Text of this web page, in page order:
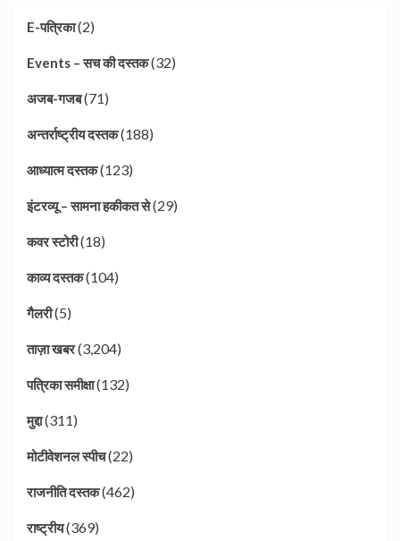
E-पत्रिका(2)
Events – सच की दस्तक(32)
अजब-गजब(71)
अन्तर्राष्ट्रीय दस्तक(188)
आध्यात्म दस्तक(123)
इंटरव्यू – सामना हकीकत से(29)
कवर स्टोरी(18)
काव्य दस्तक(104)
गैलरी(5)
ताज़ा खबर(3,204)
पत्रिका समीक्षा(132)
मुद्दा(311)
मोटीवेशनल स्पीच(22)
राजनीति दस्तक(462)
राष्ट्रीय(369)